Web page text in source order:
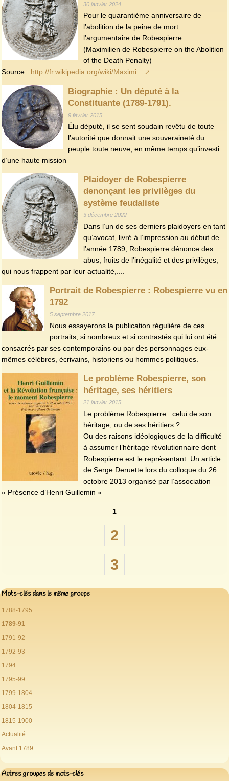
30 janvier 2024
Pour le quarantième anniversaire de
l’abolition de la peine de mort :
l’argumentaire de Robespierre
(Maximilien de Robespierre on the Abolition
of the Death Penalty)
Source : http://fr.wikipedia.org/wiki/Maximi...
Biographie : Un député à la
Constituante (1789-1791).
9 février 2015
Élu député, il se sent soudain revêtu de toute
l’autorité que donnait une souveraineté du
peuple toute neuve, en même temps qu’investi
d’une haute mission
Plaidoyer de Robespierre
denonçant les privilèges du
système feudaliste
3 décembre 2022
Dans l’un de ses derniers plaidoyers en tant
qu’avocat, livré à l’impression au début de
l’année 1789, Robespierre dénonce des
abus, fruits de l’inégalité et des privilèges,
qui nous frappent par leur actualité,....
Portrait de Robespierre : Robespierre vu en
1792
5 septembre 2017
Nous essayerons la publication régulière de ces
portraits, si nombreux et si contrastés qui lui ont été
consacrés par ses contemporains ou par des personnages eux-
mêmes célèbres, écrivains, historiens ou hommes politiques.
Le problème Robespierre, son
héritage, ses héritiers
21 janvier 2015
Le problème Robespierre : celui de son
héritage, ou de ses héritiers ?
Ou des raisons idéologiques de la difficulté
à assumer l’héritage révolutionnaire dont
Robespierre est le représentant. Un article
de Serge Deruette lors du colloque du 26
octobre 2013 organisé par l’association
« Présence d’Henri Guillemin »
1
2
3
Mots-clés dans le même groupe
1788-1795
1789-91
1791-92
1792-93
1794
1795-99
1799-1804
1804-1815
1815-1900
Actualité
Avant 1789
Autres groupes de mots-clés